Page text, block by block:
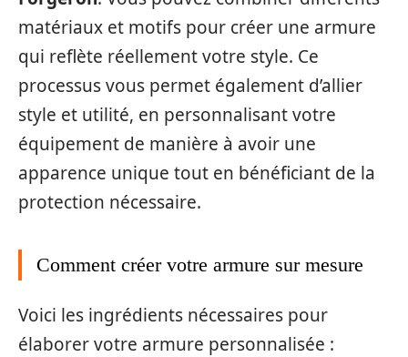
matériaux et motifs pour créer une armure
qui reflète réellement votre style. Ce
processus vous permet également d’allier
style et utilité, en personnalisant votre
équipement de manière à avoir une
apparence unique tout en bénéficiant de la
protection nécessaire.
Comment créer votre armure sur mesure
Voici les ingrédients nécessaires pour
élaborer votre armure personnalisée :